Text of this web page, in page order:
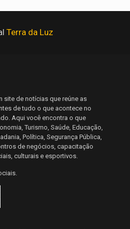
Terra da Luz
site de notícias que reúne as
de tudo o que acontece no
Aqui você encontra o que
Turismo, Saúde, Educação,
Política, Segurança Pública,
de negócios, capacitação
culturais e esportivos.